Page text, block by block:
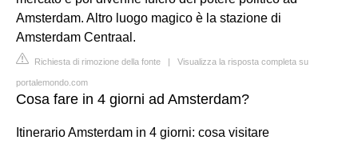
Amsterdam. Altro luogo magico è la stazione di
Amsterdam Centraal.
Richiesta di rimozione della fonte | Visualizza la risposta completa su
portalemondo.com
Cosa fare in 4 giorni ad Amsterdam?
Itinerario Amsterdam in 4 giorni: cosa visitare